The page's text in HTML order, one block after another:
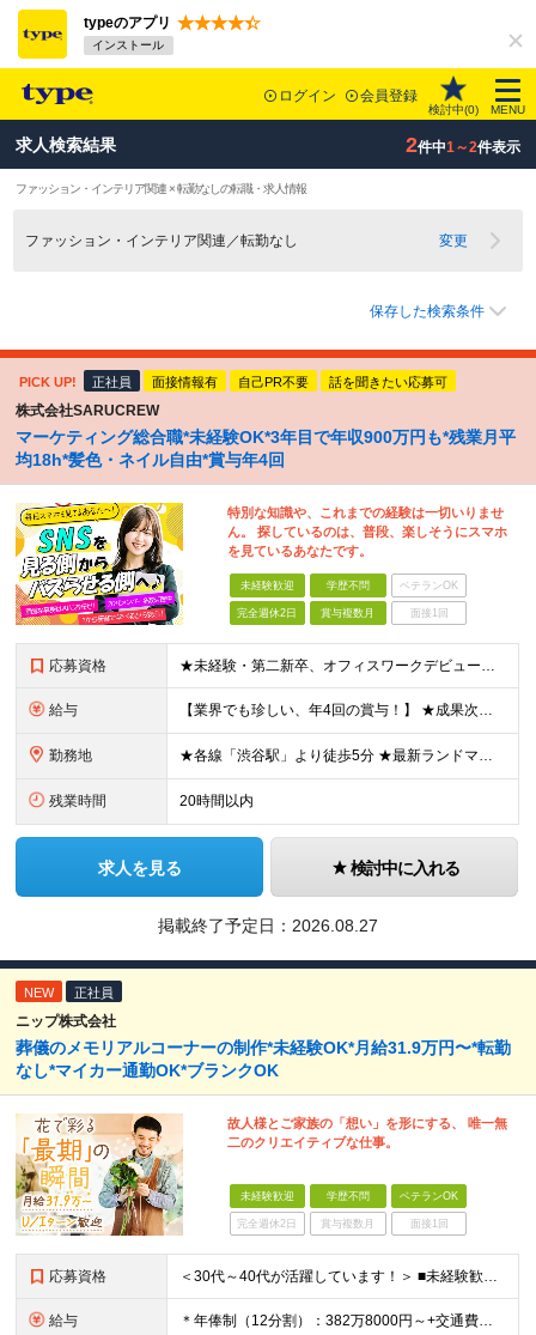
typeのアプリ
インストール
ログイン 会員登録
検討中(0) MENU
求人検索結果 2件中1～2件表示
ファッション・インテリア関連 × 転勤なしの転職・求人情報
ファッション・インテリア関連／転勤なし 変更
保存した検索条件
PICK UP! 正社員 面接情報有 自己PR不要 話を聞きたい応募可
株式会社SARUCREW
マーケティング総合職*未経験OK*3年目で年収900万円も*残業月平
均18h*髪色・ネイル自由*賞与年4回
特別な知識や、これまでの経験は一切いりませ
ん。 探しているのは、普段、楽しそうにスマホ
を見ているあなたです。
未経験歓迎 学歴不問 ベテランOK
完全週休2日 賞与複数月 面接1回
応募資格 ★未経験・第二新卒、オフィスワークデビュー大歓迎 ★平均年齢は28.6歳！ ★20代の若手メンバーが中心になって活躍している職場です！ ●学歴不問 ※35歳以下の方（若年層の長期キャリア形成） ★こ
給与 【業界でも珍しい、年4回の賞与！】 ★成果次第でスピード昇給可 →20代で年収700万〜900万超も！ ■未経験：月給26〜30万円＋賞与年4回（業績による）＋各種手当 ※経験・スキルを考慮して決定
勤務地 ★各線「渋谷駅」より徒歩5分 ★最新ランドマークオフィスです！ ★転勤はありません 【本社】 東京都渋谷区道玄坂2-25-12 道玄坂通 dogenzaka-dori 5階 ※(変更の範囲)上記を除
残業時間 20時間以内
求人を見る 検討中に入れる
掲載終了予定日： 2026.08.27
NEW 正社員
ニップ株式会社
葬儀のメモリアルコーナーの制作*未経験OK*月給31.9万円〜*転勤
なし*マイカー通勤OK*ブランクOK
故人様とご家族の「想い」を形にする、 唯一無
二のクリエイティブな仕事。
未経験歓迎 学歴不問 ベテランOK
完全週休2日 賞与複数月 面接1回
応募資格 ＜30代～40代が活躍しています！＞ ■未経験歓迎！ ■普通自動車免許をお持ちの方（AT限定可） ※学歴不問
給与 ＊年俸制（12分割）：382万8000円～+交通費別途支給 ＊月収：31万9000円 ※固定残業代40時間（6万9000円分）含みます ┗超過分は別途支給いたします ※試用期間3ヶ月（期間中の待遇に